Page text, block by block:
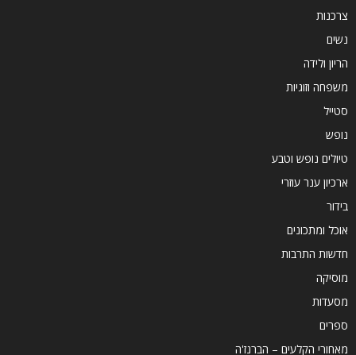
צרכנות
נשים
הריון ולידה
משפחה וזוגיות
סטייל
נופש
טיולים נופש וטבע
ארכיון ענר עוזרי
בידור
אוכל ומתכונים
חדשות התרבות
מוסיקה
מסעדות
ספרים
מאחורי הקלעים – הברנז'ה